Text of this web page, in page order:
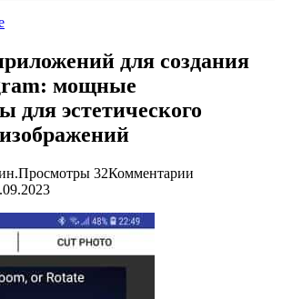
для создания
мощные
для эстетического
Просмотры 32Комментарии